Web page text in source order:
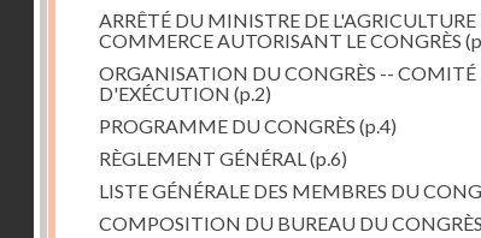
ARRÊTÉ DU MINISTRE DE
COMMERCE AUTORISANT LE CONGRÈS
ORGANISATION DU CONGRÈS -- COMITÉ
D'EXÉCUTION (p.2)
PROGRAMME DU CONGRÈS (p.4)
RÈGLEMENT GÉNÉRAL(p.6)
LISTE GÉNÉRALE DES MEMBRES DU
COMPOSITION DU BUREAU DU CONGRÈS